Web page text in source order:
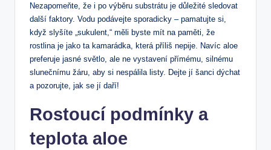
Nezapomeňte, že i po výběru substrátu je důležité sledovat
další faktory. Vodu podávejte sporadicky – pamatujte si,
když slyšíte „sukulent,“ měli byste mít na paměti, že
rostlina je jako ta kamarádka, která příliš nepije. Navíc aloe
preferuje jasné světlo, ale ne vystavení přímému, silnému
slunečnímu žáru, aby si nespálila listy. Dejte jí šanci dýchat
a pozorujte, jak se jí daří!
Rostoucí podmínky a
teplota aloe